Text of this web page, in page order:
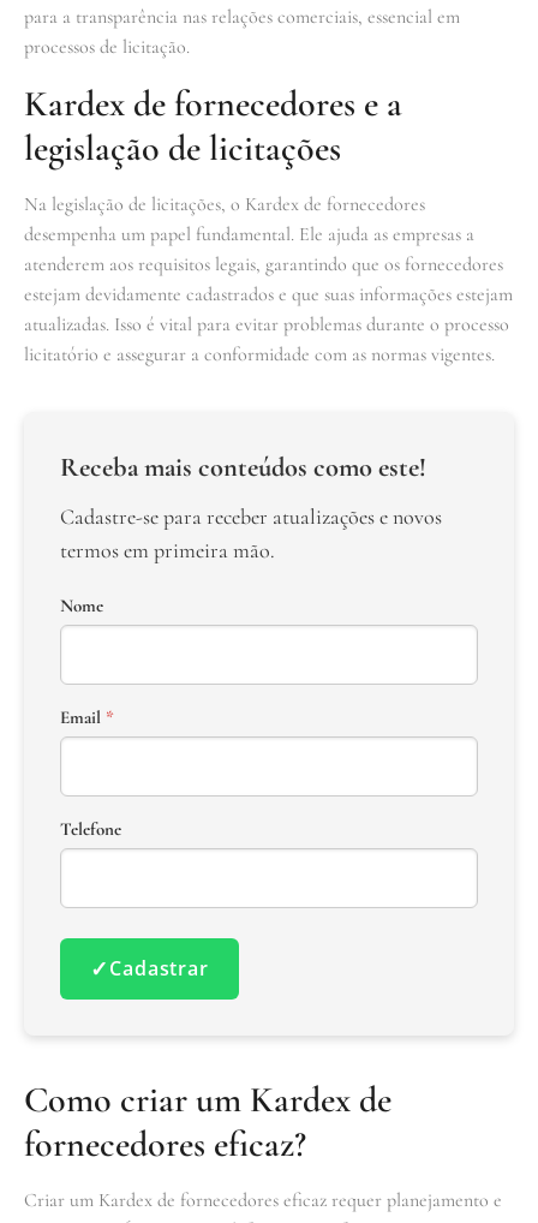
para a transparência nas relações comerciais, essencial em
processos de licitação.
Kardex de fornecedores e a
legislação de licitações
Na legislação de licitações, o Kardex de fornecedores
desempenha um papel fundamental. Ele ajuda as empresas a
atenderem aos requisitos legais, garantindo que os fornecedores
estejam devidamente cadastrados e que suas informações estejam
atualizadas. Isso é vital para evitar problemas durante o processo
licitatório e assegurar a conformidade com as normas vigentes.
Receba mais conteúdos como este!
Cadastre-se para receber atualizações e novos
termos em primeira mão.
Nome
Email *
Telefone
✓Cadastrar
Como criar um Kardex de
fornecedores eficaz?
Criar um Kardex de fornecedores eficaz requer planejamento e